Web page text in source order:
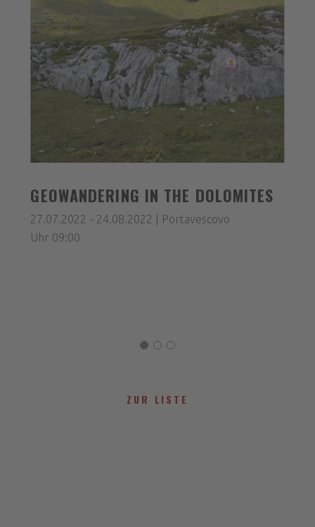
GEOWANDERING IN THE DOLOMITES
27.07.2022 - 24.08.2022 | Portavescovo
Uhr 09:00
ZUR LISTE